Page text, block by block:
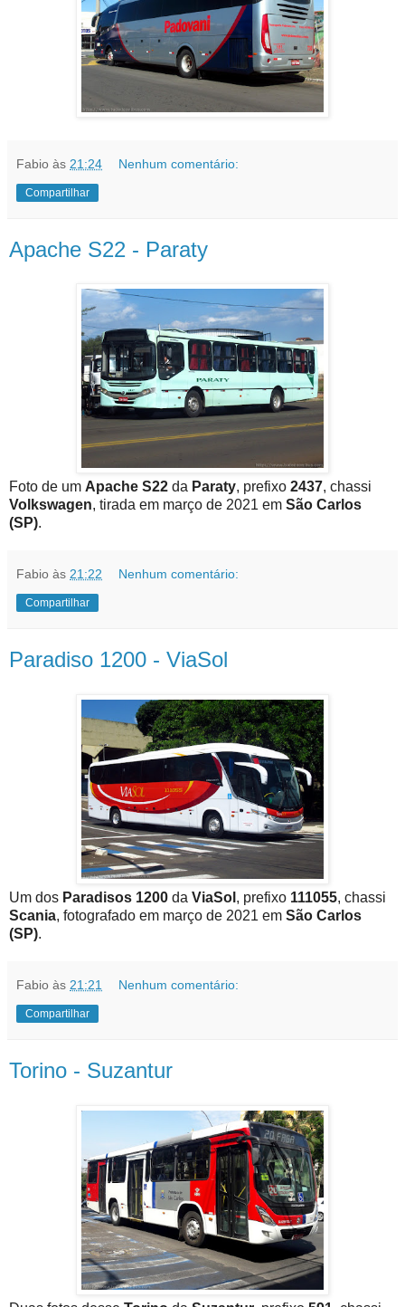
Fabio às 21:24 Nenhum comentário:
Compartilhar
Apache S22 - Paraty
Foto de um Apache S22 da Paraty, prefixo 2437, chassi
Volkswagen, tirada em março de 2021 em São Carlos
(SP).
Fabio às 21:22 Nenhum comentário:
Compartilhar
Paradiso 1200 - ViaSol
Um dos Paradisos 1200 da ViaSol , prefixo 111055, chassi
Scania, fotografado em março de 2021 em São Carlos
(SP).
Fabio às 21:21 Nenhum comentário:
Compartilhar
Torino - Suzantur